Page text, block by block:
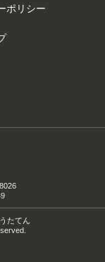
ポリシー
たてん